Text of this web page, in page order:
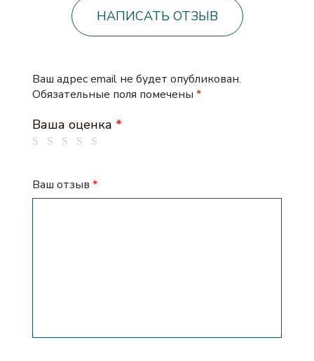
НАПИСАТЬ ОТЗЫВ
Ваш адрес email не будет опубликован.
Обязательные поля помечены *
Ваша оценка *
Ваш отзыв *